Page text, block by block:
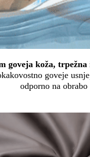
goveja koža,
goveje
odporno na obrabo